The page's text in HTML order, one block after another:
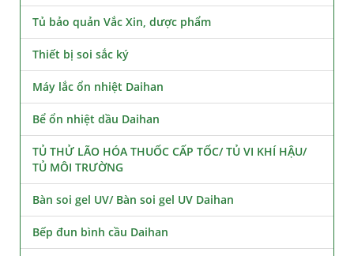
Tủ bảo quản Vắc Xin, dược phẩm
Thiết bị soi sắc ký
Máy lắc ổn nhiệt Daihan
Bể ổn nhiệt dầu Daihan
TỦ THỬ LÃO HÓA THUỐC CẤP TỐC/ TỦ VI KHÍ HẬU/
TỦ MÔI TRƯỜNG
Bàn soi gel UV/ Bàn soi gel UV Daihan
Bếp đun bình cầu Daihan